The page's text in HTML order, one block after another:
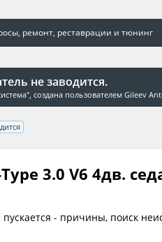
ремонт, реставрации и тюнинг
не заводится.
", создана пользователем Gileev
Type 3.0 V6 4дв.
пускается - причины, поиск